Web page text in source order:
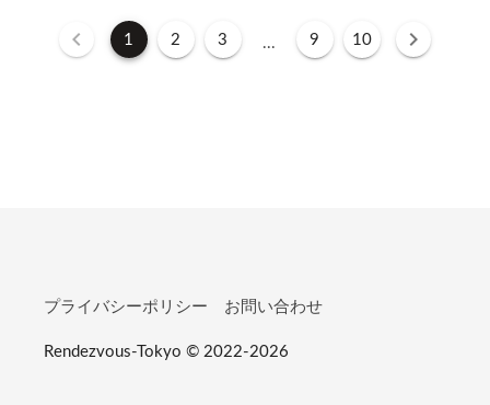
1 2 3 ... 9 10
プライバシーポリシー お問い合わせ
Rendezvous-Tokyo © 2022-2026